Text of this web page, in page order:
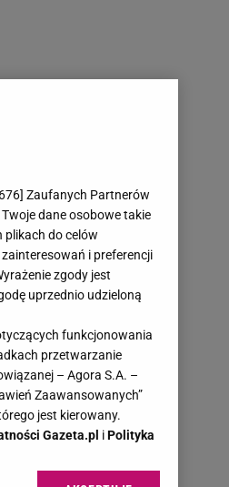
676] Zaufanych Partnerów
dane osobowe takie
plikach do celów
i preferencji
zgody jest
uprzednio udzieloną
funkcjonowania
przetwarzanie
– Agora S.A. –
Zaawansowanych”
jest kierowany.
Gazeta.pl iPolityka